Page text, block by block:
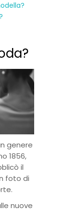
genere
1856,
il
foto di
nuove